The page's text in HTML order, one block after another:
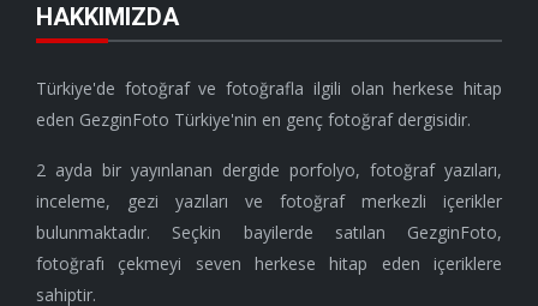
HAKKIMIZDA
Türkiye'de fotoğraf ve fotoğrafla ilgili olan herkese hitap
eden GezginFoto Türkiye'nin en genç fotoğraf dergisidir.
2 ayda bir yayınlanan dergide porfolyo, fotoğraf yazıları,
inceleme, gezi yazıları ve fotoğraf merkezli içerikler
bulunmaktadır. Seçkin bayilerde satılan GezginFoto,
fotoğrafı çekmeyi seven herkese hitap eden içeriklere
sahiptir.